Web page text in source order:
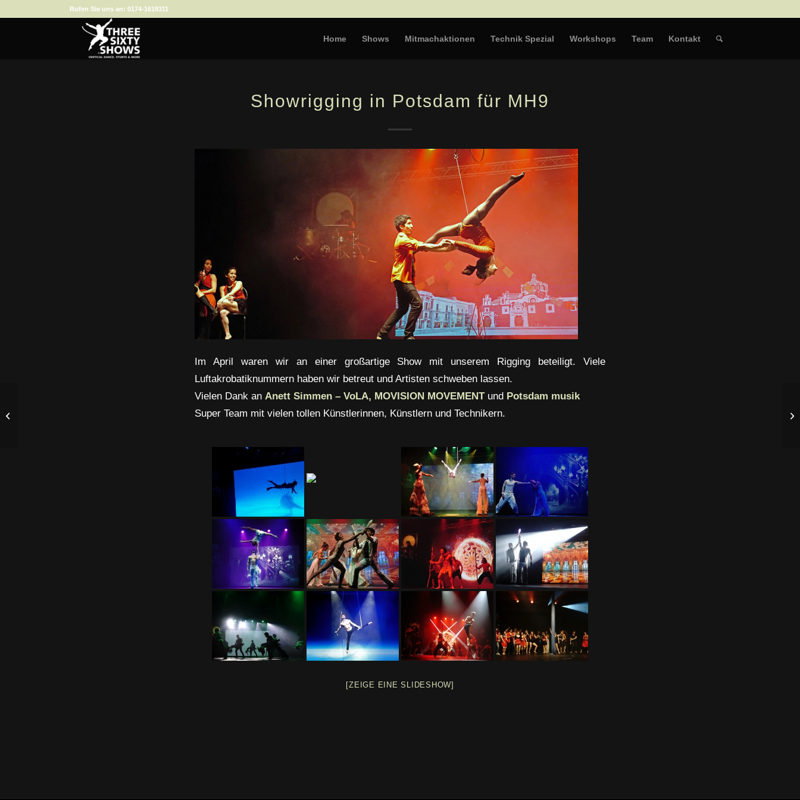
Rufen Sie uns an:0174-1618311
Home Shows Mitmachaktionen Technik Spezial Workshops Team Kontakt
Showrigging in Potsdam für MH9
Im April waren wir an einer großartige Show mit unserem Rigging beteiligt. Viele
Luftakrobatiknummern haben wir betreut und Artisten schweben lassen.
Vielen Dank an Anett Simmen – VoLA, MOVISION MOVEMENTund Potsdam musik
Super Team mit vielen tollen Künstlerinnen, Künstlern und Technikern.
[ZEIGE EINE SLIDESHOW]